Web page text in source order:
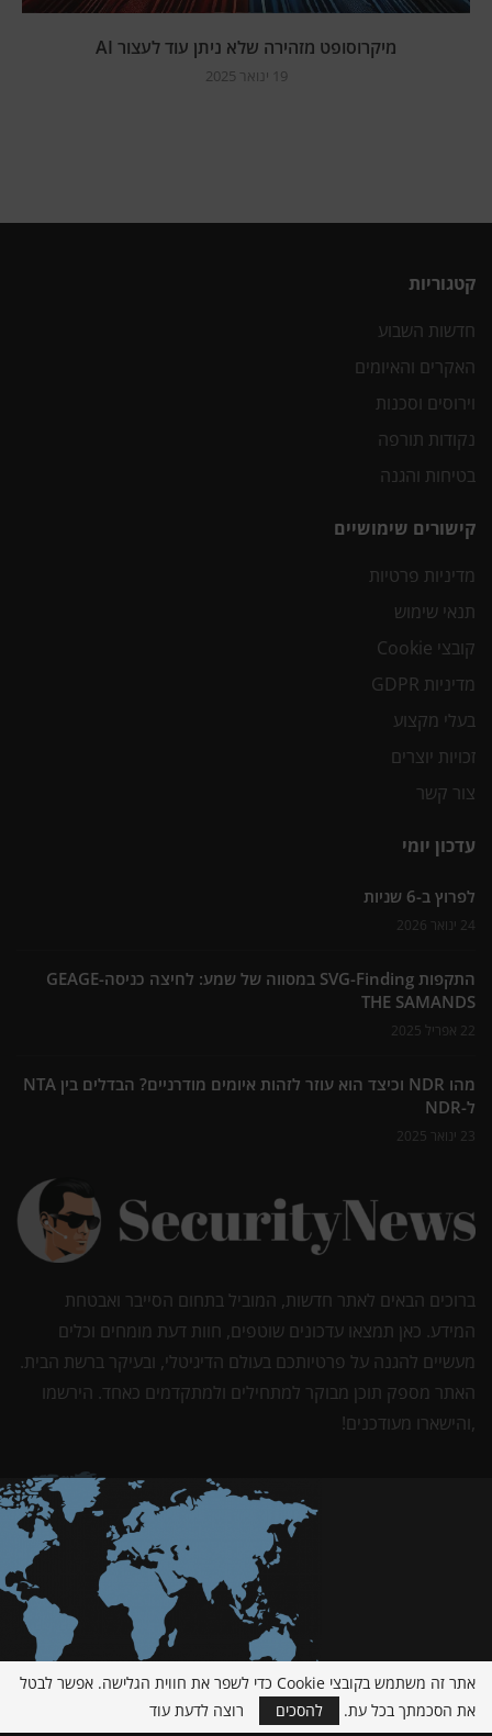
מיקרוסופט מזהירה שלא ניתן עוד לעצור AI
19 ינואר 2025
קטגוריות
חדשות השבוע
האקרים והאיומים
וירוסים וסכנות
נקודות תורפה
בטיחות והגנה
קישורים שימושיים
מדיניות פרטיות
תנאי שימוש
קובצי Cookie
מדיניות GDPR
בעלי מקצוע
זכויות יוצרים
צור קשר
עדכון יומי
לפרוץ ב-6 שניות
24 ינואר 2026
התקפות SVG-Finding במסווה של שמע: לחיצה כניסה-GEAGE
THE SAMANDS
22 אפריל 2025
מהו NDR וכיצד הוא עוזר לזהות איומים מודרניים? הבדלים בין NTA
ל-NDR
23 ינואר 2025
ברוכים הבאים לאתר חדשות, המוביל בתחום הסייבר ואבטחת
המידע. כאן תמצאו עדכונים שוטפים, חוות דעת מומחים וכלים
מעשיים להגנה על פרטיותכם בעולם הדיגיטלי, ובעיקר ברשת הבית.
האתר מספק תוכן מבוקר למתחילים ולמתקדמים כאחד. הירשמו
,והישארו מעודכנים!
אתר זה משתמש בקובצי Cookie כדי לשפר את חווית הגלישה. אפשר לבטל
את הסכמתך בכל עת.
להסכים רוצה לדעת עוד